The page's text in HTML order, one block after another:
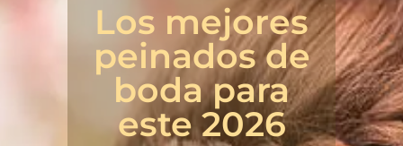
Los mejores
peinados de
boda para
este 2026